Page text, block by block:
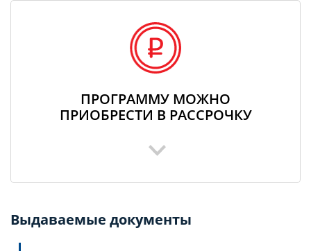
ПРОГРАММУ МОЖНО
ПРИОБРЕСТИ В РАССРОЧКУ
Выдаваемые документы